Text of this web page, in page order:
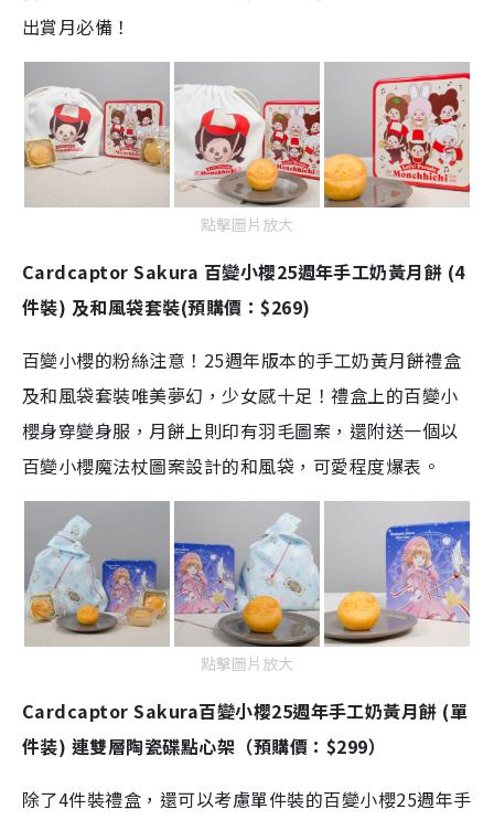
出賞月必備！
點擊圖片放大
Cardcaptor Sakura 百變小櫻25週年手工奶黃月餅 (4
件裝) 及和風袋套裝(預購價：$269)
百變小櫻的粉絲注意！25週年版本的手工奶黃月餅禮盒
及和風袋套裝唯美夢幻，少女感十足！禮盒上的百變小
櫻身穿變身服，月餅上則印有羽毛圖案，還附送一個以
百變小櫻魔法杖圖案設計的和風袋，可愛程度爆表。
點擊圖片放大
Cardcaptor Sakura百變小櫻25週年手工奶黃月餅 (單
件装) 連雙層陶瓷碟點心架（預購價：$299）
除了4件裝禮盒，還可以考慮單件裝的百變小櫻25週年手